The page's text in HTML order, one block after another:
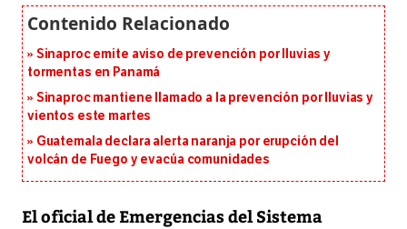
Sinaproc emite aviso de prevención por lluvias y
tormentas en Panamá
Sinaproc mantiene llamado a la prevención por lluvias y
vientos este martes
Guatemala declara alerta naranja por erupción del
volcán de Fuego y evacúa comunidades
El oficial de Emergencias del Sistema